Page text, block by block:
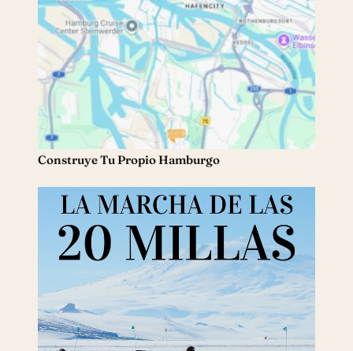
Construye Tu Propio Hamburgo